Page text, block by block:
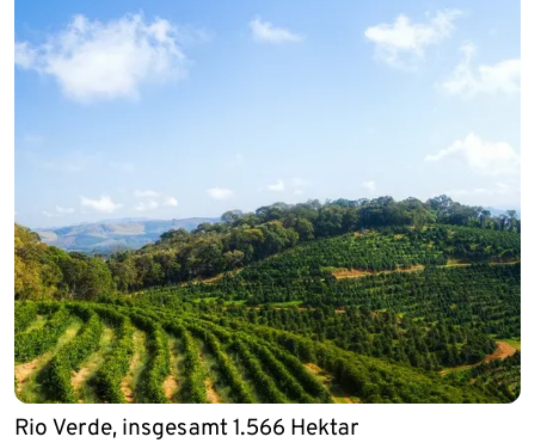
Rio Verde, insgesamt 1.566 Hektar